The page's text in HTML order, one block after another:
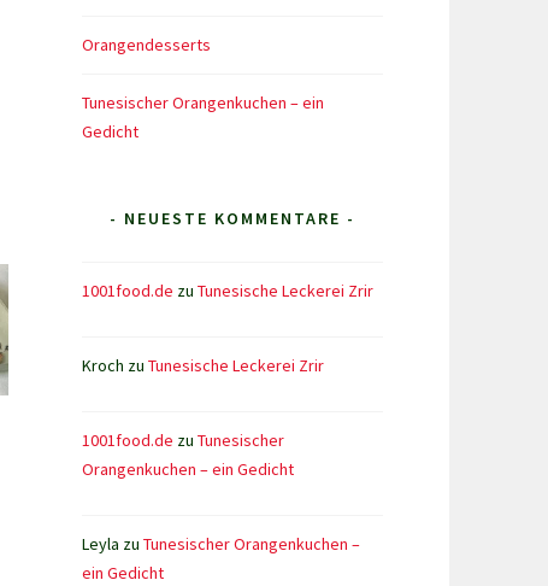
Orangendesserts
Tunesischer Orangenkuchen – ein
Gedicht
- NEUESTE KOMMENTARE -
1001food.de zu Tunesische Leckerei Zrir
Kroch zu Tunesische Leckerei Zrir
1001food.de zu Tunesischer
Orangenkuchen – ein Gedicht
Leyla zu Tunesischer Orangenkuchen –
ein Gedicht